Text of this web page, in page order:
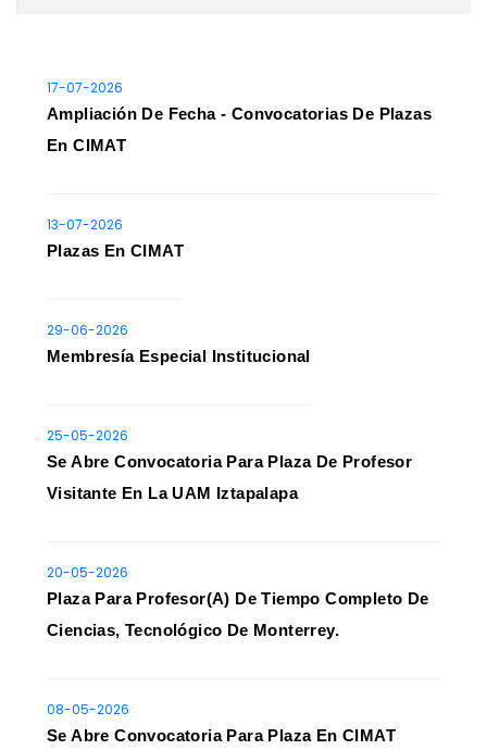
17-07-2026
Ampliación De Fecha - Convocatorias De Plazas
En CIMAT
13-07-2026
Plazas En CIMAT
29-06-2026
Membresía Especial Institucional
25-05-2026
Se Abre Convocatoria Para Plaza De Profesor
Visitante En La UAM Iztapalapa
20-05-2026
Plaza Para Profesor(a) De Tiempo Completo De
Ciencias, Tecnológico De Monterrey.
08-05-2026
Se Abre Convocatoria Para Plaza En CIMAT